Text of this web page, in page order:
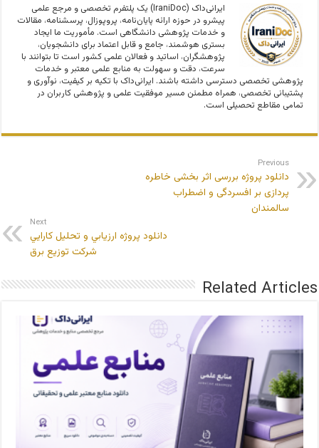
ایرانی‌داک (IraniDoc) یک پلتفرم تخصصی و مرجع علمی
پیشرو در حوزه ارائه پایان‌نامه، پروپوزال، پرسشنامه، مقالات
و خدمات پژوهشی دانشگاهی است. مأموریت ما ایجاد
بستری هوشمند، جامع و قابل اعتماد برای دانشجویان،
پژوهشگران، اساتید و فعالان علمی کشور است تا بتوانند با
سرعت، دقت و سهولت به منابع علمی معتبر و خدمات
پژوهشی تخصصی دسترسی داشته باشند. ایرانی‌داک با تکیه بر کیفیت، نوآوری و
پشتیبانی تخصصی، همراه مطمئن مسیر موفقیت علمی و پژوهشی کاربران در
تمامی مقاطع تحصیلی است.
Previous
دانلود پروژه بررسی اثر بخشی خاطره
پردازی بر افسردگی و اضطراب
سالمندان
Next
دانلود پروژه ارزيابي و تحليل كارايي
شركت توزيع برق
Related Articles